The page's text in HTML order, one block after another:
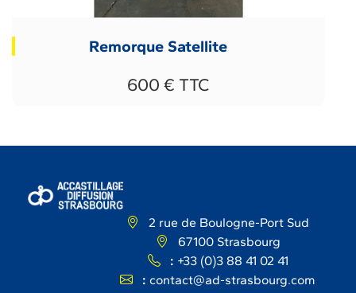
Remorque Satellite
600 € TTC
2 rue de Boulogne-Port Sud
67100 Strasbourg
: +33 (0)3 88 41 02 41
: contact@ad-strasbourg.com